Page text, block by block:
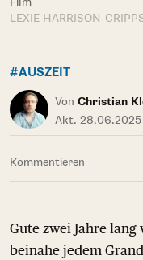
LEXIE HARRISON-
#AUSZEIT
Von Christian
Akt.
Kommentieren
Gute zwei Jahre lang
beinahe jedem